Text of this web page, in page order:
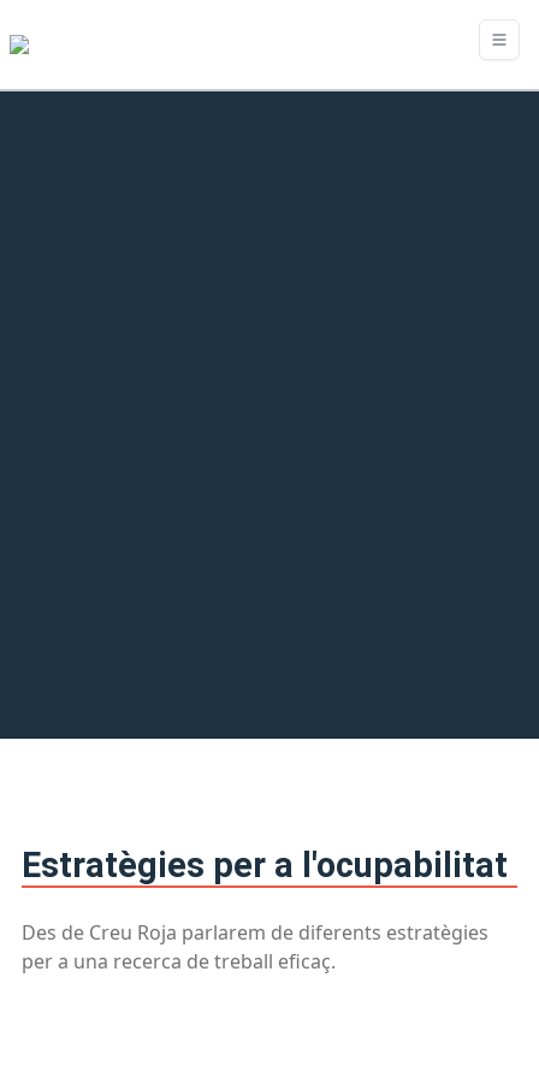
Estratègies per a l'ocupabilitat
Des de Creu Roja parlarem de diferents estratègies
per a una recerca de treball eficaç.